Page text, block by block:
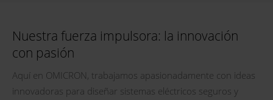
Nuestra fuerza impulsora: la innovación
con pasión
Aquí en OMICRON, trabajamos apasionadamente con ideas
innovadoras para diseñar sistemas eléctricos seguros y